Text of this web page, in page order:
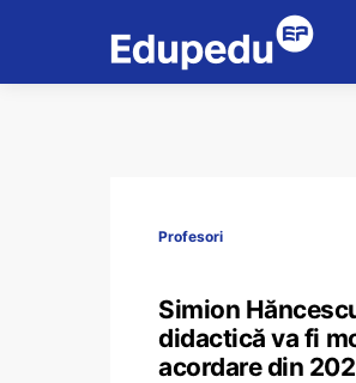
Profesori
Simion
didactică va fi
acordare din